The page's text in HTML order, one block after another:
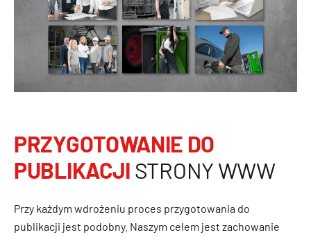
PRZYGOTOWANIE DO
PUBLIKACJI STRONY WWW
Przy każdym wdrożeniu proces przygotowania do
publikacji jest podobny. Naszym celem jest zachowanie